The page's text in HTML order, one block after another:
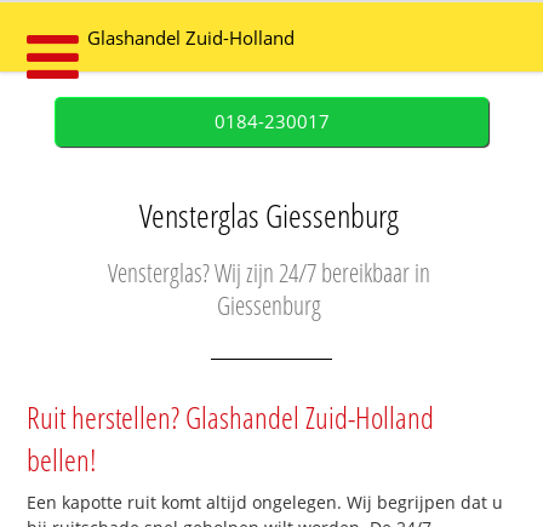
Glashandel Zuid-Holland
0184-230017
Vensterglas Giessenburg
Vensterglas? Wij zijn 24/7 bereikbaar in
Giessenburg
Ruit herstellen? Glashandel Zuid-Holland
bellen!
Een kapotte ruit komt altijd ongelegen. Wij begrijpen dat u